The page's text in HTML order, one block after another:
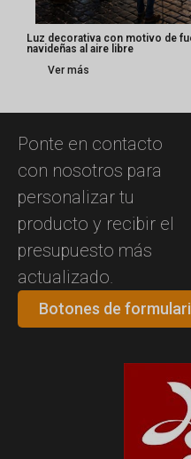
Luz decorativa con motivo de
navideñas al aire libre
Ver más
Ponte en contacto
con nosotros para
personalizar tu
producto y recibir el
presupuesto más
actualizado.
Botones de